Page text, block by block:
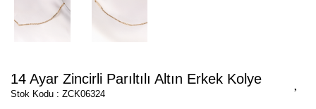
14 Ayar Zincirli Parıltılı Altın Erkek Kolye
Stok Kodu : ZCK06324